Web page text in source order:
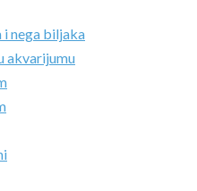
i nega biljaka
akvarijumu